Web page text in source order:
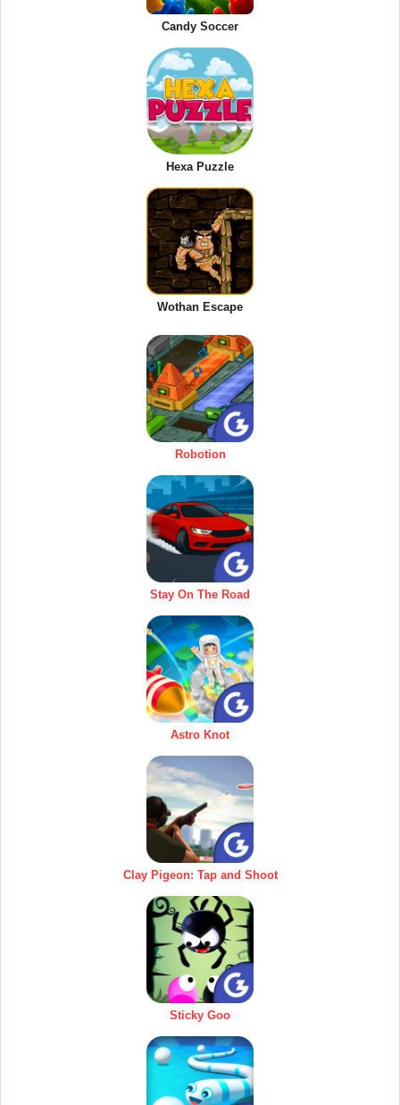
Candy Soccer
Hexa Puzzle
Wothan Escape
Robotion
Stay On The Road
Astro Knot
Clay Pigeon: Tap and Shoot
Sticky Goo